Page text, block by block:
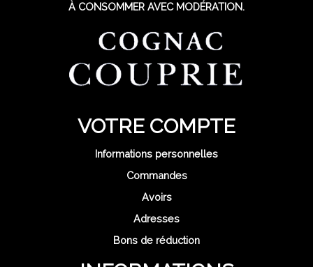
À CONSOMMER AVEC MODÉRATION.
VOTRE COMPTE
Informations personnelles
Commandes
Avoirs
Adresses
Bons de réduction